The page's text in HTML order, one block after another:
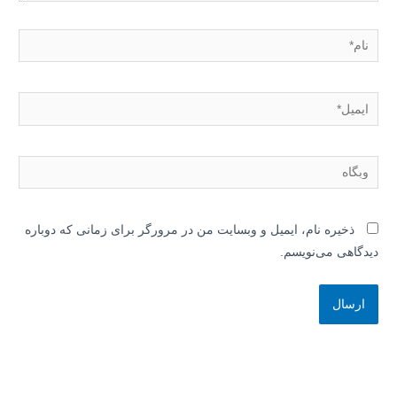
نام*
ایمیل*
وبگاه
ذخیره نام، ایمیل و وبسایت من در مرورگر برای زمانی که دوباره
دیدگاهی می‌نویسم.